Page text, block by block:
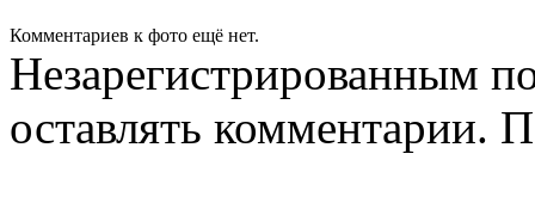
Комментариев к фото ещё нет.
Незарегистрированным
оставлять комментарии.